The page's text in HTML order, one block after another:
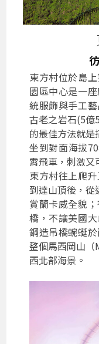
東方村位於島
園區中心是一
統服飾與手工
古老之岩石(5億
的最佳方法就
坐到對面海拔
霄飛車，刺激
東方村往上爬
到達山頂後，
賞蘭卡威全貌
橋，不讓美國
鋼造吊橋蜿蜒
整個馬西岡山
西北部海景。